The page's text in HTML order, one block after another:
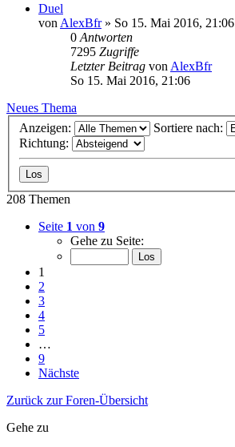
Duel
von AlexBfr» So 15. Mai 2016, 21:06
0 Antworten
7295 Zugriffe
Letzter Beitrag von AlexBfr
So 15. Mai 2016, 21:06
Neues Thema
Anzeigen:
Sortiere nach:
Richtung:
208 Themen
Seite 1 von 9
Gehe zu Seite:
1
2
3
4
5
…
9
Nächste
Zurück zur Foren-Übersicht
Gehe zu